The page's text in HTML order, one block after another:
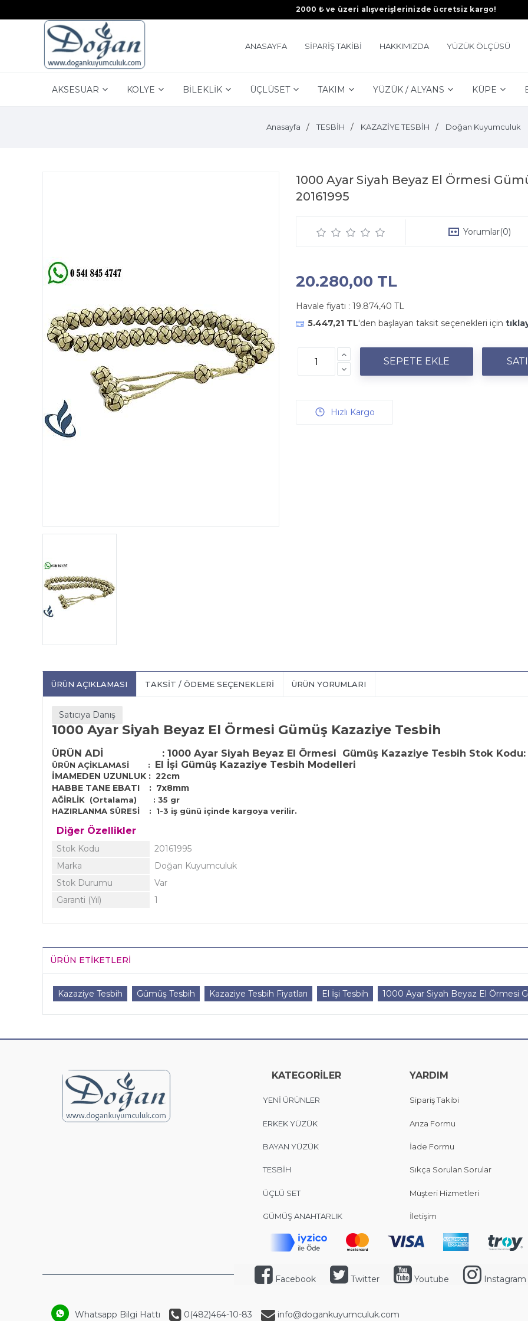
2000 ₺ ve üzeri alışverişlerinizde ücretsiz kargo!
ANASAYFA SİPARİŞ TAKİBİ HAKKIMIZDA YÜZÜK ÖLÇÜSÜ
AKSESUAR KOLYE BİLEKLİK ÜÇLÜSET TAKIM YÜZÜK / ALYANS KÜPE
Anasayfa TESBİH KAZAZİYE TESBİH Doğan Kuyumculuk
1000 Ayar Siyah Beyaz El Örmesi
20161995
Yorumlar(0)
20.280,00 TL
Havale fiyatı : 19.874,40 TL
5.447,21 TL'den başlayan taksit seçenekleri için
ÜRÜN AÇIKLAMASI TAKSIT / ÖDEME SEÇENEKLERI ÜRÜN YORUMLARI
Satıcıya Danış
1000 Ayar Siyah Beyaz El Örmesi Gümüş Kazaziye Tesbih
ÜRÜN ADİ : 1000 Ayar Siyah Beyaz El Örmesi Gümüş Kazaziye Tesbih Stok Kodu:
ÜRÜN AÇİKLAMASİ : El İşi Gümüş Kazaziye Tesbih Modelleri
İMAMEDEN UZUNLUK : 22cm
HABBE TANE EBATI : 7x8mm
AĞİRLİK (Ortalama) : 35 gr
HAZIRLANMA SÜRESİ
: 1-3 iş günü içinde kargoya verilir.
Diğer Özellikler
Stok Kodu
20161995
Marka
Doğan Kuyumculuk
Stok Durumu
Var
Garanti (Yıl)
1
ÜRÜN ETIKETLERI
Kazaziye Tesbih Gümüş Tesbih Kazaziye Tesbih Fiyatları El İşi Tesbih 1000 Ayar Siyah Beyaz El Örmesi
KATEGORİLER
YENİ ÜRÜNLER
ERKEK YÜZÜK
BAYAN YÜZÜK
TESBİH
ÜÇLÜ SET
GÜMÜŞ ANAHTARLIK
YARDIM
Sipariş Takibi
Arıza Formu
İade Formu
Sıkça Sorulan Sorular
Müşteri Hizmetleri
İletişim
Facebook Twitter Youtube Instagram
Whatsapp Bilgi Hattı 0(482)464-10-83 info@dogankuyumculuk.com